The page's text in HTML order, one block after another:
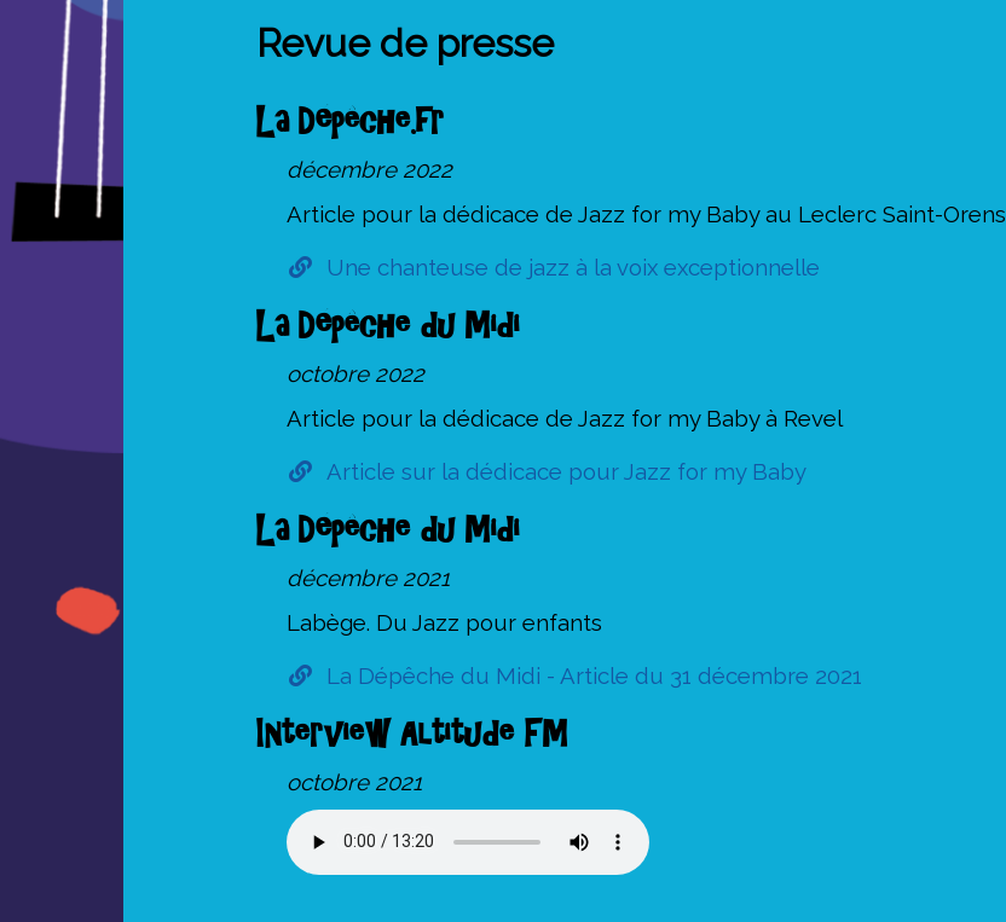
Revue de presse
La Dépêche.fr
décembre 2022
Article pour la dédicace de Jazz for my Baby au Leclerc Saint-Orens
Une chanteuse de jazz à la voix exceptionnelle
La Dépêche du Midi
octobre 2022
Article pour la dédicace de Jazz for my Baby à Revel
Article sur la dédicace pour Jazz for my Baby
La Dépêche du Midi
décembre 2021
Labège. Du Jazz pour enfants
La Dépêche du Midi - Article du 31 décembre 2021
Interview Altitude FM
octobre 2021